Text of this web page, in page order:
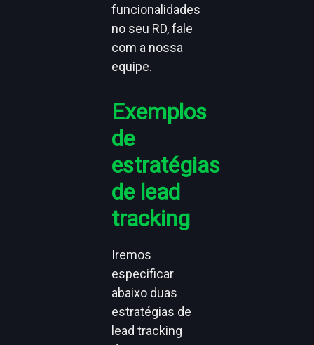
funcionalidades
no seu RD, fale
com a nossa
equipe.
Exemplos
de
estratégias
de lead
tracking
Iremos
especificar
abaixo duas
estratégias de
lead tracking